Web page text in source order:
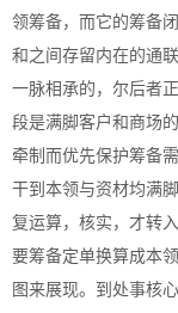
领筹备，而它的筹备
和之间存留内在的通
一脉相承的，尔后者
段是满脚客户和商场
牵制而优先保护筹备
干到本领与资材均满
复运算，核实，才转
要筹备定单换算成本
图来展现。到处事核